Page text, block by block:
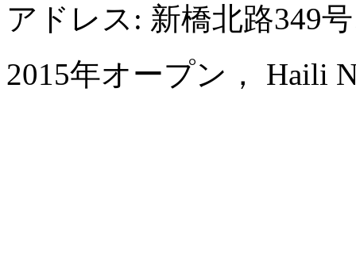
アドレス: 新橋北路349
2015年オープン， Haili